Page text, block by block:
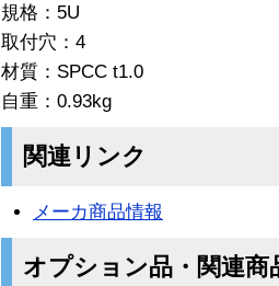
規格：5U
取付穴：4
材質：SPCC t1.0
自重：0.93kg
関連リンク
メーカ商品情報
オプション品・関連商